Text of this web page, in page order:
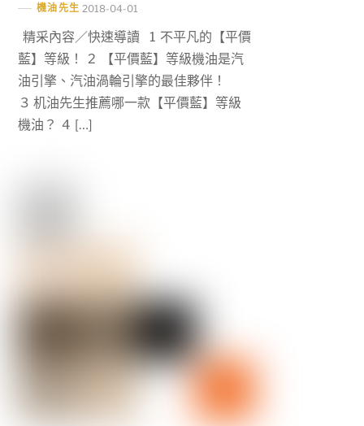
機油先生 2018-04-01
精采內容／快速導讀 1 不平凡的【平價
藍】等級！ 2 【平價藍】等級機油是汽
油引擎、汽油渦輪引擎的最佳夥伴！
3 机油先生推薦哪一款【平價藍】等級
機油？ 4 […]